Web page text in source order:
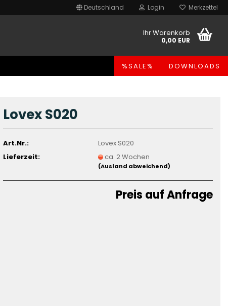
Deutschland Login Merkzettel
Ihr Warenkorb
0,00 EUR
%SALE% DOWNLOADS
Lovex S020
Art.Nr.:
Lovex S020
Lieferzeit:
ca. 2 Wochen
(Ausland abweichend)
Preis auf Anfrage